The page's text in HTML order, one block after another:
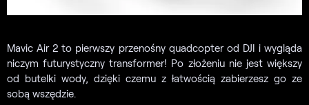
Mavic Air 2 to pierwszy przenośny quadcopter od DJI i wygląda
niczym futurystyczny transformer! Po złożeniu nie jest większy
od butelki wody, dzięki czemu z łatwością zabierzesz go ze
sobą wszędzie.